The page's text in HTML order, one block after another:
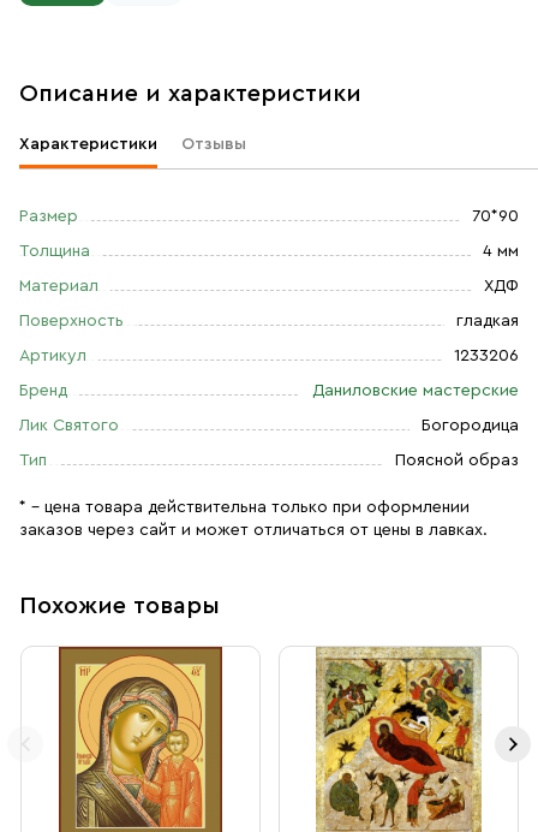
Описание и характеристики
Характеристики Отзывы
Размер 70*90
Толщина 4 мм
Материал ХДФ
Поверхность гладкая
Артикул 1233206
Бренд Даниловские мастерские
Лик Святого Богородица
Тип Поясной образ
* – цена товара действительна только при оформлении
заказов через сайт и может отличаться от цены в лавках.
Похожие товары